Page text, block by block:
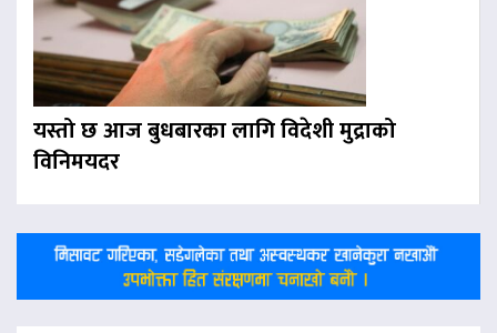
यस्तो छ आज बुधबारका लागि विदेशी मुद्राको
विनिमयदर